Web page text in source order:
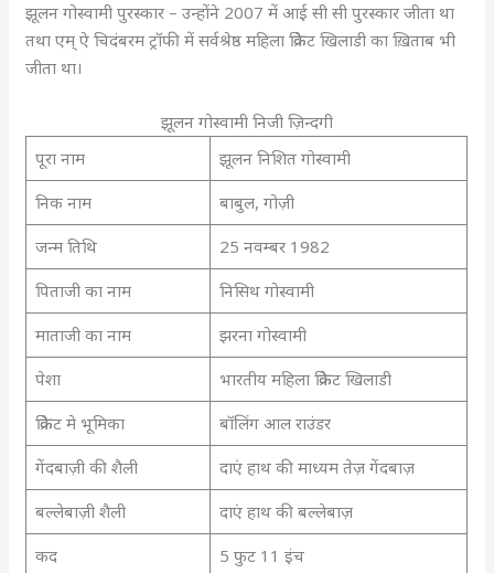
झूलन गोस्वामी पुरस्कार – उन्होंने 2007 में आई सी सी पुरस्कार जीता था
तथा एम् ऐ चिदंबरम ट्रॉफी में सर्वश्रेष्ठ महिला क्रिकेट खिलाडी का ख़िताब भी
जीता था।
झूलन गोस्वामी निजी ज़िन्दगी
पूरा नाम
झूलन निशित गोस्वामी
निक नाम
बाबुल, गोज़ी
जन्म तिथि
25 नवम्बर 1982
पिताजी का नाम
निसिथ गोस्वामी
माताजी का नाम
झरना गोस्वामी
पेशा
भारतीय महिला क्रिकेट खिलाडी
क्रिकेट मे भूमिका
बॉलिंग आल राउंडर
गेंदबाज़ी की शैली
दाएं हाथ की माध्यम तेज़ गेंदबाज़
बल्लेबाज़ी शैली
दाएं हाथ की बल्लेबाज़
कद
5 फुट 11 इंच